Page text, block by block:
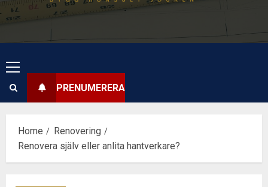
Primary
Menu
PRENUMERERA
Home
Renovering
Renovera själv eller anlita hantverkare?